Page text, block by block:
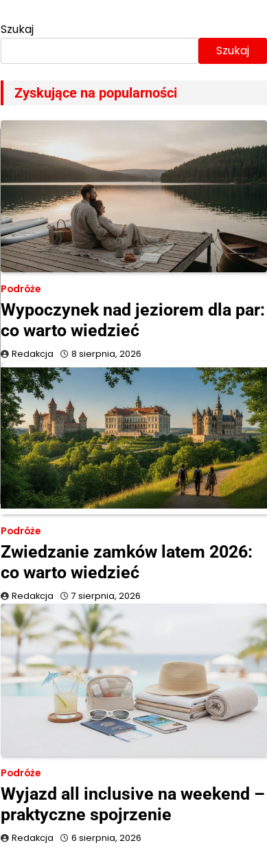
Szukaj
Szukaj
Zyskujące na popularności
Podróże
Wypoczynek nad jeziorem dla par:
co warto wiedzieć
Redakcja 8 sierpnia, 2026
Podróże
Zwiedzanie zamków latem 2026:
co warto wiedzieć
Redakcja 7 sierpnia, 2026
Podróże
Wyjazd all inclusive na weekend –
praktyczne spojrzenie
Redakcja 6 sierpnia, 2026